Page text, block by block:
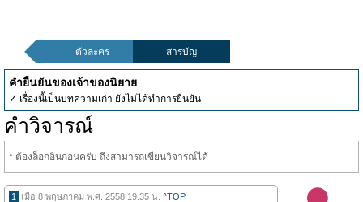
ตัวละคร สารบัญ
คำยืนยันของเจ้าของนิยาย
✓ เรื่องนี้เป็นบทความเก่า ยังไม่ได้ทำการยืนยัน
คำวิจารณ์
* ต้องล็อกอินก่อนครับ ถึงสามารถเขียนวิจารณ์ได้
1 เมื่อ 8 พฤษภาคม พ.ศ. 2558 19.35 น. ^TOP